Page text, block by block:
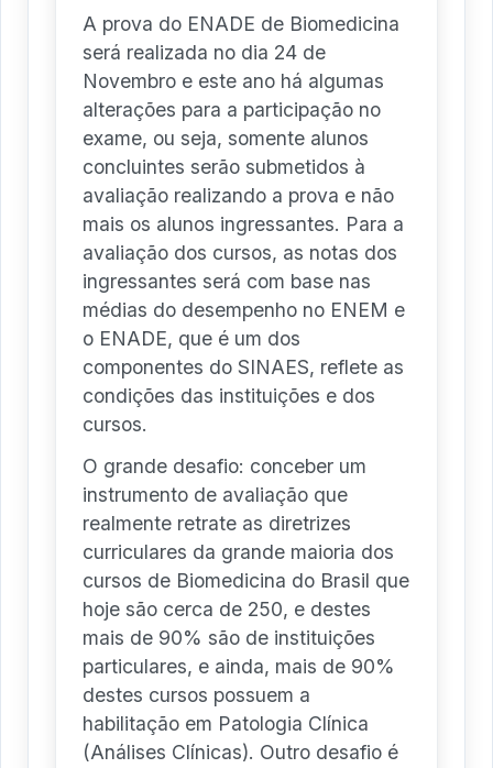
A prova do ENADE de Biomedicina
será realizada no dia 24 de
Novembro e este ano há algumas
alterações para a participação no
exame, ou seja, somente alunos
concluintes serão submetidos à
avaliação realizando a prova e não
mais os alunos ingressantes. Para a
avaliação dos cursos, as notas dos
ingressantes será com base nas
médias do desempenho no ENEM e
o ENADE, que é um dos
componentes do SINAES, reflete as
condições das instituições e dos
cursos.
O grande desafio: conceber um
instrumento de avaliação que
realmente retrate as diretrizes
curriculares da grande maioria dos
cursos de Biomedicina do Brasil que
hoje são cerca de 250, e destes
mais de 90% são de instituições
particulares, e ainda, mais de 90%
destes cursos possuem a
habilitação em Patologia Clínica
(Análises Clínicas). Outro desafio é